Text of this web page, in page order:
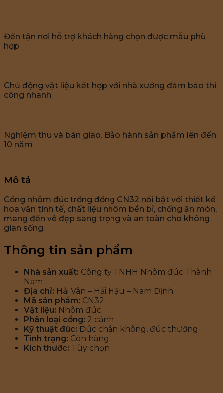
Đến tận nơi hỗ trợ khách hàng chọn được mẫu phù
hợp
Chủ động vật liệu kết hợp với nhà xưởng đảm bảo thi
công nhanh
Nghiệm thu và bàn giao. Bảo hành sản phẩm lên đến
10 năm
Mô tả
Cổng nhôm đúc trống đồng CN32 nổi bật với thiết kế
hoa văn tinh tế, chất liệu nhôm bền bỉ, chống ăn mòn,
mang đến vẻ đẹp sang trọng và an toàn cho không
gian sống.
Thông tin sản phẩm
Nhà sản xuất: Công ty TNHH Nhôm đúc Thành
Nam
Địa chỉ: Hải Vân – Hải Hậu – Nam Định
Mã sản phẩm: CN32
Vật liệu: Nhôm đúc
Phân loại cổng: 2 cánh
Kỹ thuật đúc: Đúc chân không, đúc thường
Tình trạng: Còn hàng
Kích thước: Tùy chọn